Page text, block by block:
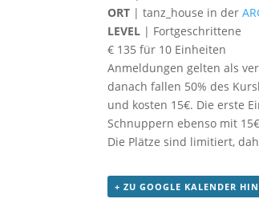
ORT | tanz_house in der
LEVEL | Fortgeschrittene
€ 135 für 10 Einheiten
Anmeldungen gelten als
danach fallen 50% des
und kosten 15€. Die erste
Schnuppern ebenso mit
Die Plätze sind limitiert,
+ ZU GOOGLE KALENDER